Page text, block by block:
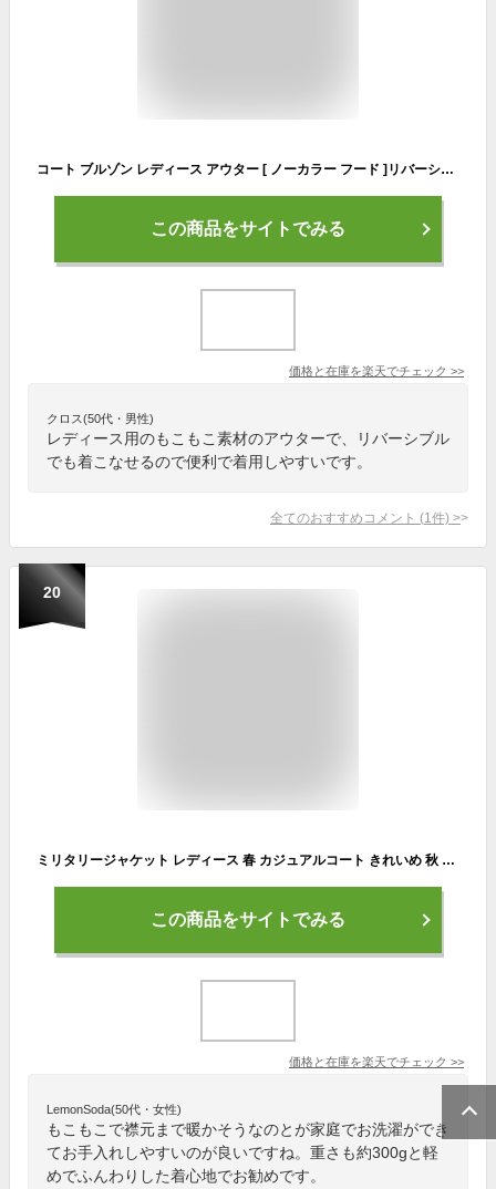
コート ブルゾン レディース アウター [ ノーカラー フード ]リバーシブルショートブルゾン [K777] レディース アウター ボア もこもこ ショート リバーシブル【入荷済】【送料無料】
この商品をサイトでみる
価格と在庫を楽天でチェック >>
クロス(50代・男性)
レディース用のもこもこ素材のアウターで、リバーシブル
でも着こなせるので便利で着用しやすいです。
全てのおすすめコメント (1 件) >
20
ミリタリージャケット レディース 春 カジュアルコート きれいめ 秋 おしゃれ カジュアル 20代 40代 30代 50代 春服 かわいい 大人 ファッション 冬服 お洒落 秋服 上品 オフィス 大きいサイズ 可愛い ブランド
この商品をサイトでみる
価格と在庫を楽天でチェック >>
LemonSoda(50代・女性)
もこもこで襟元まで暖かそうなのとが家庭でお洗濯ができ
てお手入れしやすいのが良いですね。重さも約300gと軽
めでふんわりした着心地でお勧めです。